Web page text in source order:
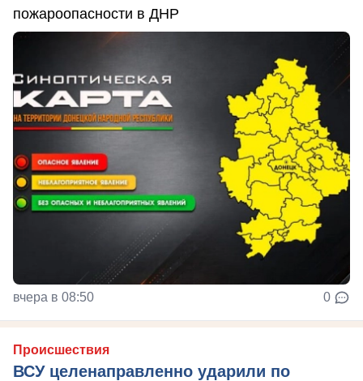
пожароопасности в ДНР
вчера в 08:50 0
Происшествия
ВСУ целенаправленно ударили по